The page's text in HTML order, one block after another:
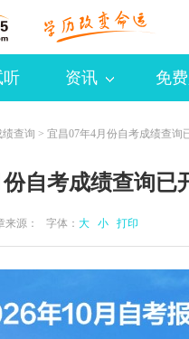
听 资讯 免
查询 > 宜昌07年4月份自考成绩查询
自考成绩查询已
来源： 字体： 大 小 打印